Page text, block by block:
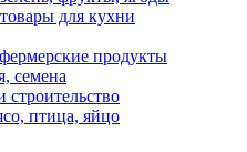
для кухни
продукты
семена
строительство
птица, яйцо